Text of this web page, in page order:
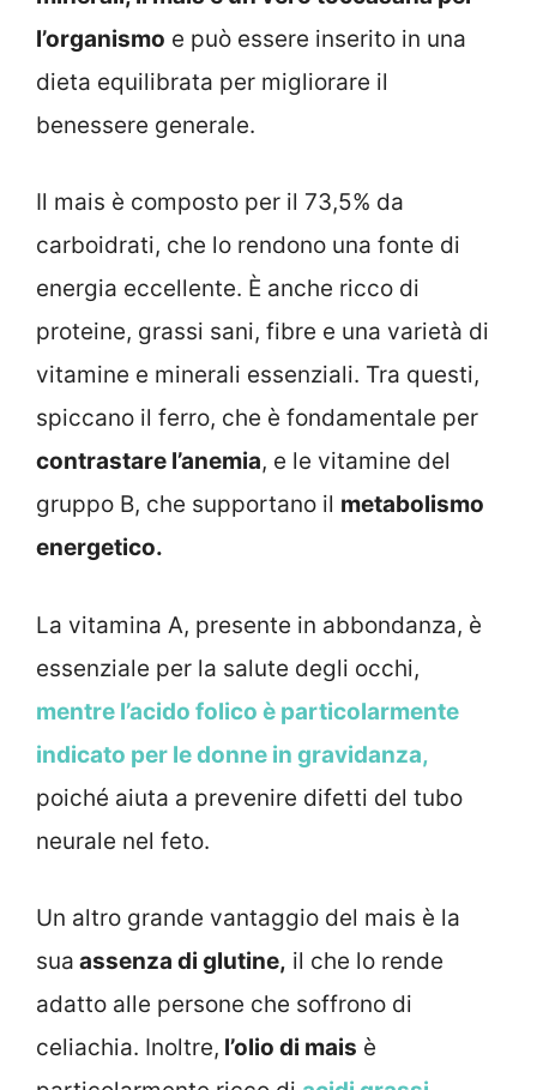
l’organismo e può essere inserito in una
dieta equilibrata per migliorare il
benessere generale.
Il mais è composto per il 73,5% da
carboidrati, che lo rendono una fonte di
energia eccellente. È anche ricco di
proteine, grassi sani, fibre e una varietà di
vitamine e minerali essenziali. Tra questi,
spiccano il ferro, che è fondamentale per
contrastare l’anemia, e le vitamine del
gruppo B, che supportano il metabolismo
energetico.
La vitamina A, presente in abbondanza, è
essenziale per la salute degli occhi,
mentre l’acido folico è particolarmente
indicato per le donne in gravidanza,
poiché aiuta a prevenire difetti del tubo
neurale nel feto.
Un altro grande vantaggio del mais è la
sua assenza di glutine, il che lo rende
adatto alle persone che soffrono di
celiachia. Inoltre, l’olio di mais è